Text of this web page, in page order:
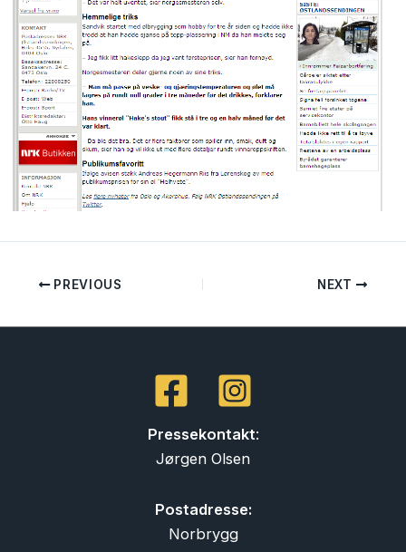
PREVIOUS NEXT
Pressekontakt:
Jørgen Olsen
Postadresse:
Norbrygg